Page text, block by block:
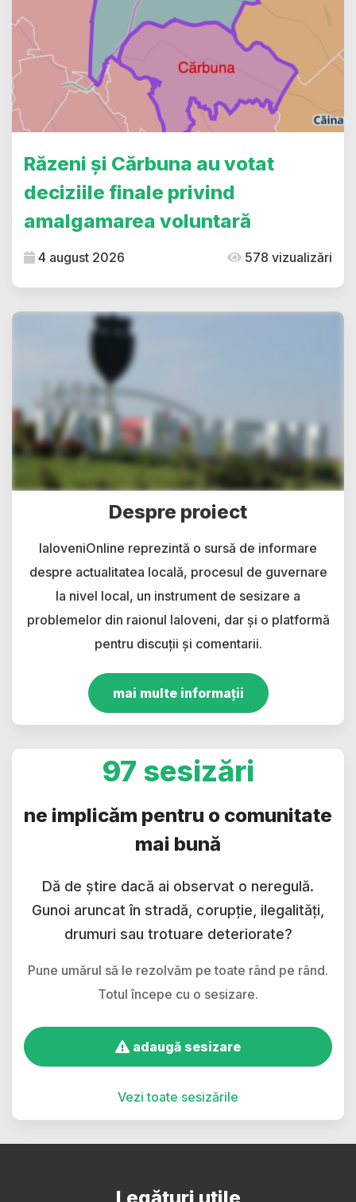
Răzeni și Cărbuna au votat
deciziile finale privind
amalgamarea voluntară
4 august 2026 578 vizualizări
Despre proiect
IaloveniOnline reprezintă o sursă de informare
despre actualitatea locală, procesul de guvernare
la nivel local, un instrument de sesizare a
problemelor din raionul Ialoveni, dar și o platformă
pentru discuții și comentarii.
mai multe informații
97 sesizări
ne implicăm pentru o comunitate
mai bună
Dă de știre dacă ai observat o neregulă.
Gunoi aruncat în stradă, corupție, ilegalități,
drumuri sau trotuare deteriorate?
Pune umărul să le rezolvăm pe toate rând pe rând.
Totul începe cu o sesizare.
adaugă sesizare
Vezi toate sesizările